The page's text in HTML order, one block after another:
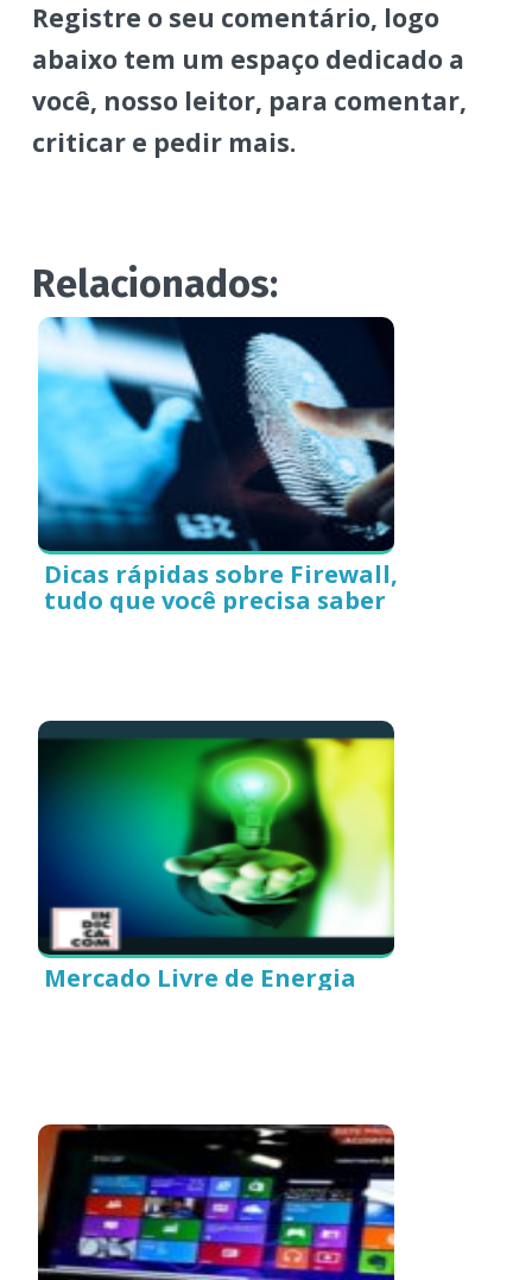
Registre o seu comentário, logo
abaixo tem um espaço dedicado a
você, nosso leitor, para comentar,
criticar e pedir mais.
Relacionados:
Dicas rápidas sobre Firewall,
tudo que você precisa saber
Mercado Livre de Energia